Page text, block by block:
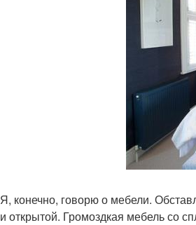
Я, конечно, говорю о мебели.
и открытой. Громоздкая мебель со